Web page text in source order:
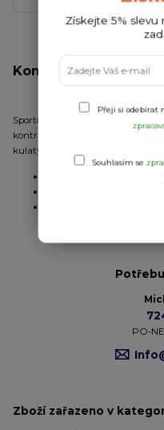
Kompletní specifikace
Sportovní unisex set, který
kontrastním lemem. Kontrastní
kulatý výstřih s pasovkou za
PO-
Zboží zařazeno v
Získejte 5% slevu
Přeji si odebírat
Souhlasím se